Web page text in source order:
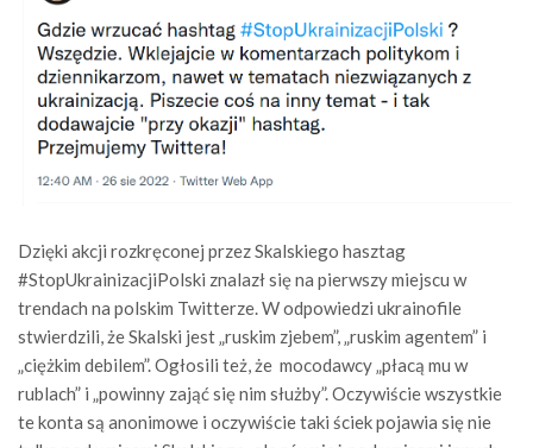
Dzięki akcji rozkręconej przez Skalskiego hasztag
#StopUkrainizacjiPolski znalazł się na pierwszy miejscu w
trendach na polskim Twitterze. W odpowiedzi ukrainofile
stwierdzili, że Skalski jest „ruskim zjebem”, „ruskim agentem” i
„ciężkim debilem”. Ogłosili też, że mocodawcy „płacą mu w
rublach” i „powinny zająć się nim służby”. Oczywiście wszystkie
te konta są anonimowe i oczywiście taki ściek pojawia się nie